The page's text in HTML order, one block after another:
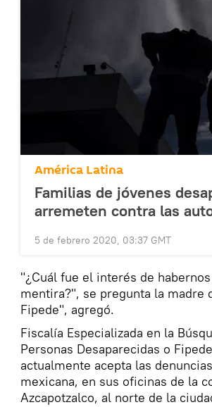
América Latina
Familias de jóvenes
arremeten contra las
5 de febrero 2020, 03:37 GMT
"¿Cuál fue el interés de
mentira?", se pregunta la madre
Fipede", agregó.
Fiscalía Especializada en la
Personas Desaparecidas o
actualmente acepta las
mexicana, en sus oficinas de la
Azcapotzalco, al norte de la